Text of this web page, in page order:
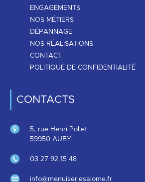
ENGAGEMENTS
NOS MÉTIERS
DÉPANNAGE
NOS RÉALISATIONS
CONTACT
POLITIQUE DE CONFIDENTIALITÉ
CONTACTS
5, rue Henri Pollet
59950 AUBY
03 27 92 15 48
info@menuiseriesalome.fr